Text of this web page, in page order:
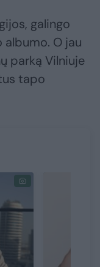
galingo
O jau
parką Vilniuje
tapo